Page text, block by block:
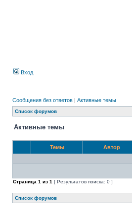
Вход
Сообщения без ответов | Активные темы
Список форумов
Активные темы
Темы Автор
Страница 1 из 1 [ Результатов поиска: 0 ]
Список форумов